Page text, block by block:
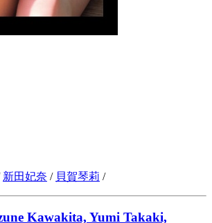
新田妃奈 / 貝賀琴莉 /
Kawakita, Yumi Takaki,